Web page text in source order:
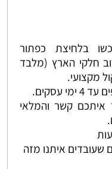
בלחיצת כפתור
חלקי הארץ (מלבד
מקצועי.
עסקים.
איתכם קשר והמלאי
שעובדים איתנו מזה